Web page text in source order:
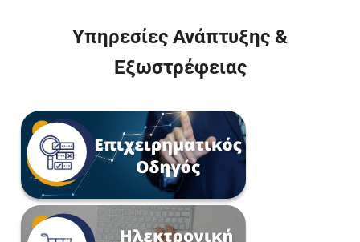
Υπηρεσίες Ανάπτυξης &
Εξωστρέφειας